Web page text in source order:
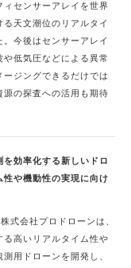
ィセンサーアレイを世界
天文潮位のリアルタイ
今後はセンサーアレイ
低気圧などによる異常
ジングできるだけでは
の探査への活用も期待
を効率化する新しいドロ
や機動性の実現に向け
式会社プロドローンは、
高いリアルタイム性や
用ドローンを開発し、